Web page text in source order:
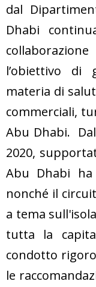
dal
Dhabi
l’obiettivo di
materia di
commerciali,
Abu Dhabi.
2020,
Abu Dhabi
nonché il
a tema
tutta la
condotto
le